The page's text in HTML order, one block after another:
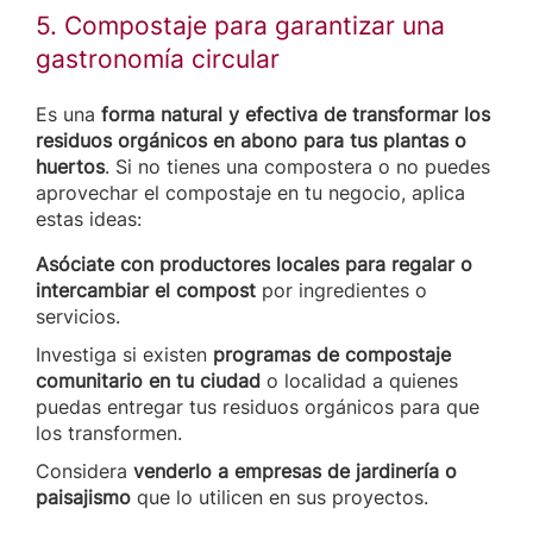
5. Compostaje para garantizar una
gastronomía circular
Es una forma natural y efectiva de transformar los
residuos orgánicos en abono para tus plantas o
huertos. Si no tienes una compostera o no puedes
aprovechar el compostaje en tu negocio, aplica
estas ideas:
Asóciate con productores locales para regalar o
intercambiar el compost por ingredientes o
servicios.
Investiga si existen programas de compostaje
comunitario en tu ciudad o localidad a quienes
puedas entregar tus residuos orgánicos para que
los transformen.
Considera venderlo a empresas de jardinería o
paisajismo que lo utilicen en sus proyectos.